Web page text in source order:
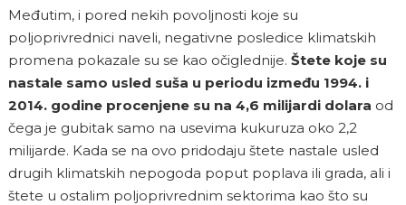
Međutim, i pored nekih povoljnosti koje su
poljoprivrednici naveli, negativne posledice klimatskih
promena pokazale su se kao očiglednije. Štete koje su
nastale samo usled suša u periodu između 1994. i
2014. godine procenjene su na 4,6 milijardi dolara od
čega je gubitak samo na usevima kukuruza oko 2,2
milijarde. Kada se na ovo pridodaju štete nastale usled
drugih klimatskih nepogoda poput poplava ili grada, ali i
štete u ostalim poljoprivrednim sektorima kao što su